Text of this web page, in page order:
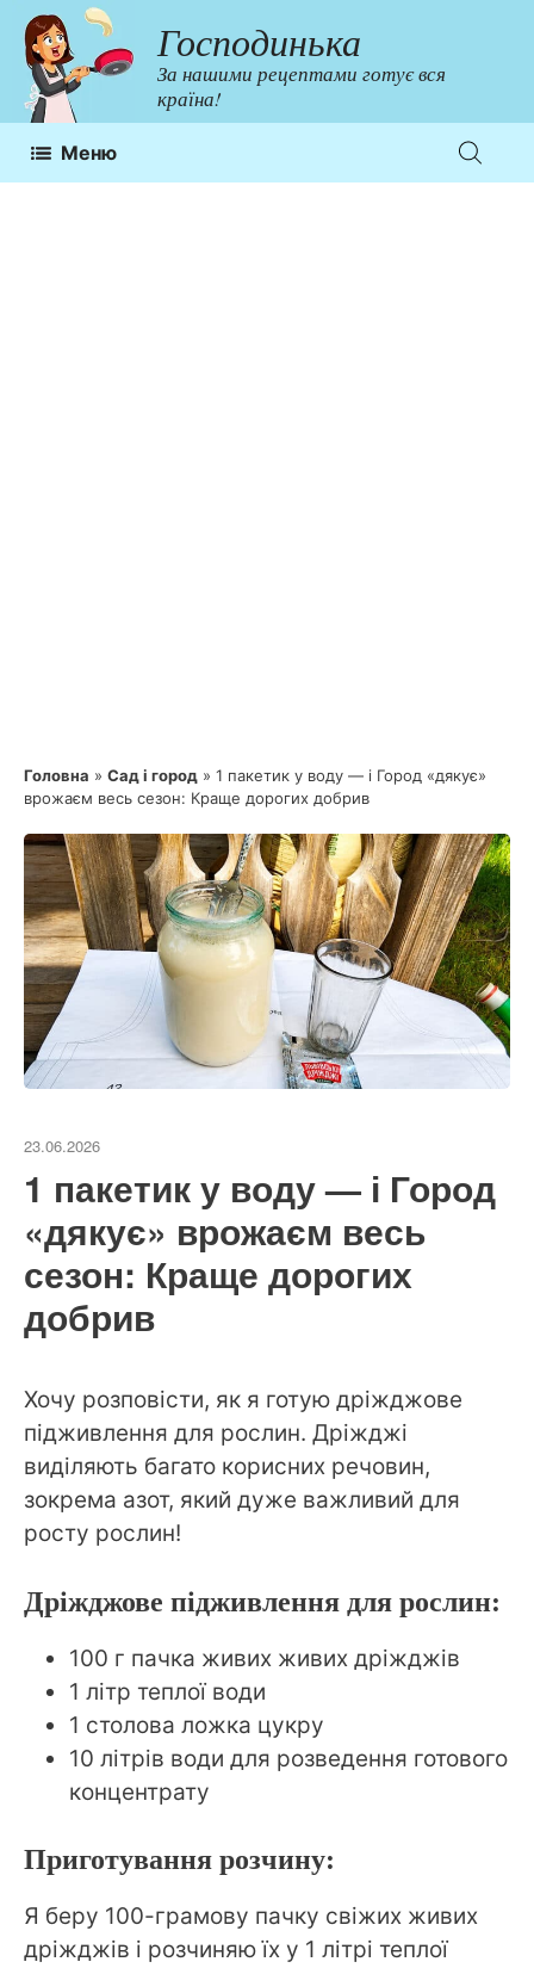
Перейти
до
контенту
Господинька
За нашими рецептами готує вся
країна!
Меню
Головна » Сад і город » 1 пакетик у воду — і Город «дякує»
врожаєм весь сезон: Краще дорогих добрив
23.06.2026
1 пакетик у воду — і Город
«дякує» врожаєм весь
сезон: Краще дорогих
добрив
Хочу розповісти, як я готую дріжджове
підживлення для рослин. Дріжджі
виділяють багато корисних речовин,
зокрема азот, який дуже важливий для
росту рослин!
Дріжджове підживлення для рослин:
100 г пачка живих живих дріжджів
1 літр теплої води
1 столова ложка цукру
10 літрів води для розведення готового
концентрату
Приготування розчину:
Я беру 100-грамову пачку свіжих живих
дріжджів і розчиняю їх у 1 літрі теплої